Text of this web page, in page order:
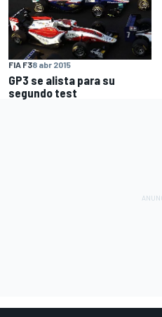
FIA F38 abr 2015
GP3 se alista para su
segundo test